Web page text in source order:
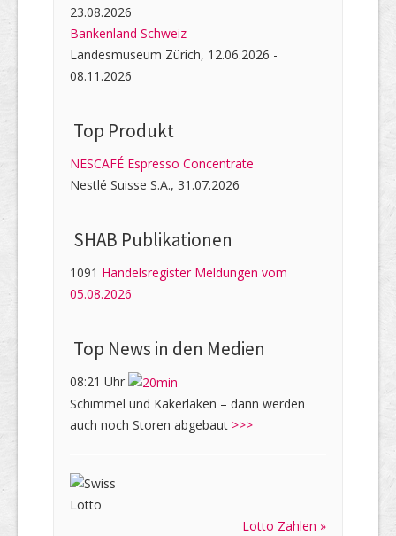
23.08.2026
Bankenland Schweiz
Landesmuseum Zürich, 12.06.2026 -
08.11.2026
Top Produkt
NESCAFÉ Espresso Concentrate
Nestlé Suisse S.A., 31.07.2026
SHAB Publi­kati­onen
1091 Handelsregister Meldungen vom
05.08.2026
Top News in den Medien
08:21 Uhr
Schimmel und Kakerlaken – dann werden
auch noch Storen abgebaut >>>
Lotto Zahlen »